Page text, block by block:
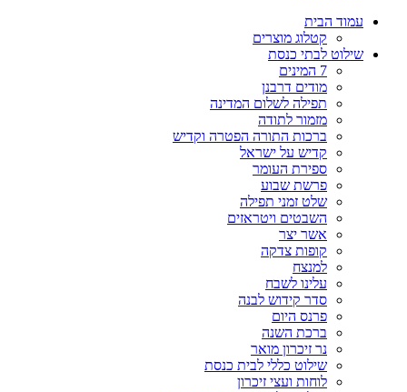
עמוד הבית
קטלוג מוצרים
שילוט לבתי כנסת
7 המינים
מודים דרבנן
תפילה לשלום המדינה
מזמור לתודה
ברכות התורה הפטרה וקדיש
קדיש על ישראל
ספירת העומר
פרשת שבוע
שלט זמני תפילה
השבטים ויטראזים
אשר יצר
קופות צדקה
למנצח
עלינו לשבח
סדר קידוש לבנה
פרנס היום
ברכת השנה
נר זיכרון מואר
שילוט כללי לבית כנסת
לוחות ועצי זיכרון